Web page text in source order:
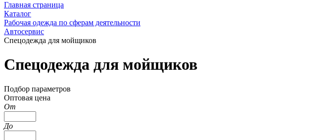
Главная страница
Каталог
Рабочая одежда по сферам деятельности
Автосервис
Спецодежда для мойщиков
Спецодежда для мойщиков
Подбор параметров
Оптовая цена
От
До